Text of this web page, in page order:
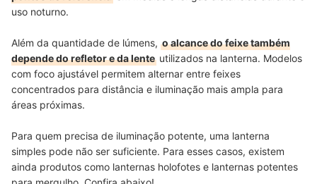
uso noturno.
Além da quantidade de lúmens, o alcance do feixe também
depende do refletor e da lente utilizados na lanterna. Modelos
com foco ajustável permitem alternar entre feixes
concentrados para distância e iluminação mais ampla para
áreas próximas.
Para quem precisa de iluminação potente, uma lanterna
simples pode não ser suficiente. Para esses casos, existem
ainda produtos como lanternas holofotes e lanternas potentes